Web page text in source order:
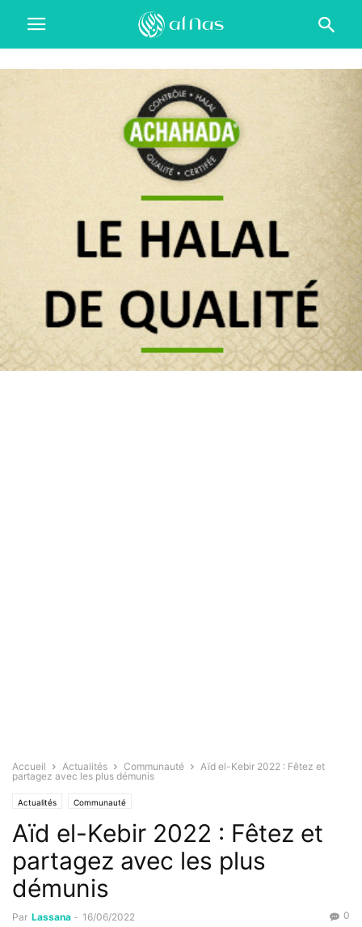
Accueil Actualités Communauté
Aïd el-Kebir 2022 : Fêtez et
partagez avec les plus démunis
Actualités Communauté
Aïd el-Kebir 2022 : Fêtez et
partagez avec les plus
démunis
Par Lassana - 16/06/2022 0